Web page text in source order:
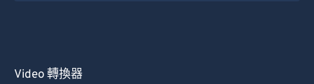
Video 轉換器